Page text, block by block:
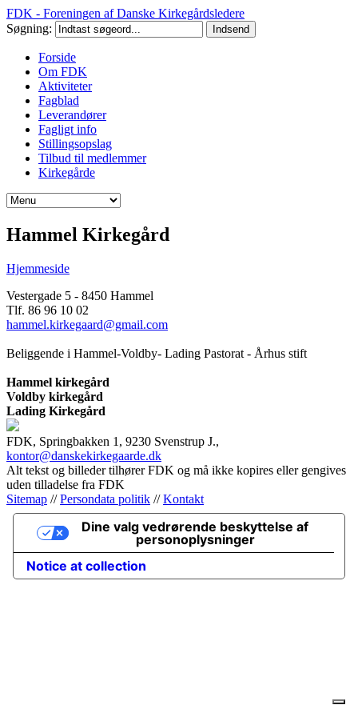
FDK - Foreningen af Danske Kirkegårdsledere
Søgning:
Forside
Om FDK
Aktiviteter
Fagblad
Leverandører
Fagligt info
Stillingsopslag
Tilbud til medlemmer
Kirkegårde
Hammel Kirkegård
Hjemmeside
Vestergade 5 - 8450 Hammel
Tlf. 86 96 10 02
hammel.kirkegaard@gmail.com
Beliggende i Hammel-Voldby- Lading Pastorat - Århus stift
Hammel kirkegård
Voldby kirkegård
Lading Kirkegård
FDK, Springbakken 1, 9230 Svenstrup J.,
kontor@danskekirkegaarde.dk
Alt tekst og billeder tilhører FDK og må ikke kopires eller gengives
uden tilladelse fra FDK
Sitemap //Persondata politik //Kontakt
Notice at collection
Dine valg vedrørende beskyttelse af
personoplysninger